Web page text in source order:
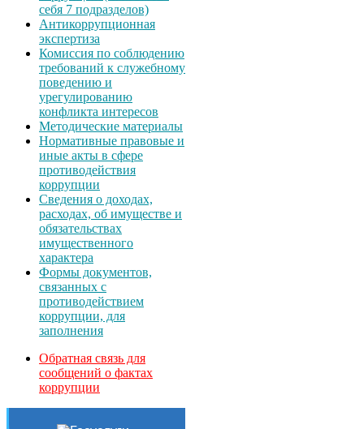
себя 7 подразделов)
Антикоррупционная
экспертиза
Комиссия по соблюдению
требований к служебному
поведению и
урегулированию
конфликта интересов
Методические материалы
Нормативные правовые и
иные акты в сфере
противодействия
коррупции
Сведения о доходах,
расходах, об имуществе и
обязательствах
имущественного
характера
Формы документов,
связанных с
противодействием
коррупции, для
заполнения
Обратная связь для
сообщений о фактах
коррупции